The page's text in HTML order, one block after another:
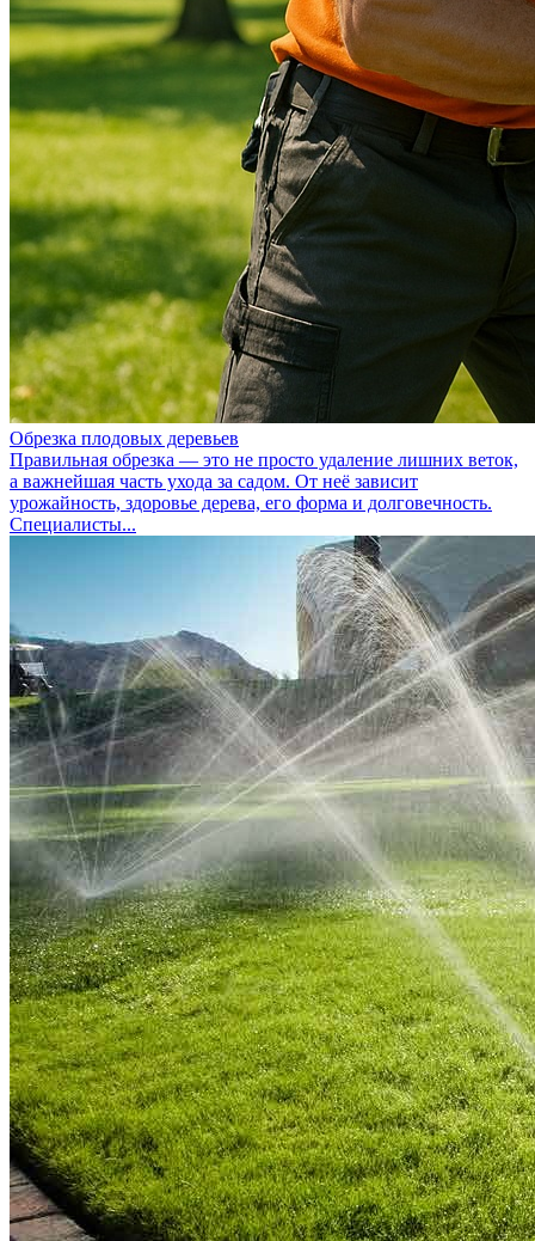
Обрезка плодовых деревьев
Правильная обрезка — это не просто удаление лишних веток,
а важнейшая часть ухода за садом. От неё зависит
урожайность, здоровье дерева, его форма и долговечность.
Специалисты...